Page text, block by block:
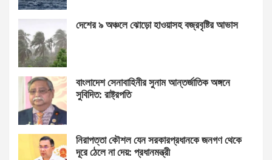
দেশের ৯ অঞ্চলে ঝোড়ো হাওয়াসহ বজ্রবৃষ্টির আভাস
বাংলাদেশ সেনাবাহিনীর সুনাম আন্তর্জাতিক অঙ্গনে
সুবিদিত: রাষ্ট্রপতি
নিরাপত্তা কৌশল যেন সরকারপ্রধানকে জনগণ থেকে
দূরে ঠেলে না দেয়: প্রধানমন্ত্রী